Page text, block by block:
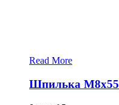
Read More
Шпилька М8х55